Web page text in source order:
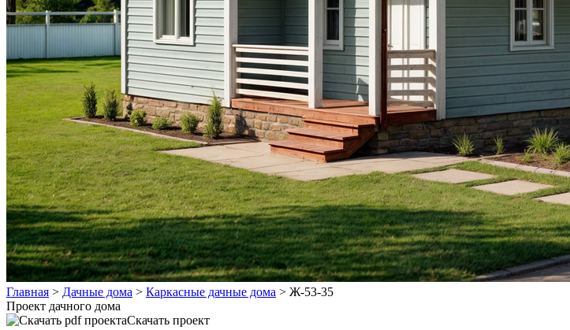
Главная > Дачные дома > Каркасные дачные дома > Ж-53-35
Проект дачного дома
Скачать проект